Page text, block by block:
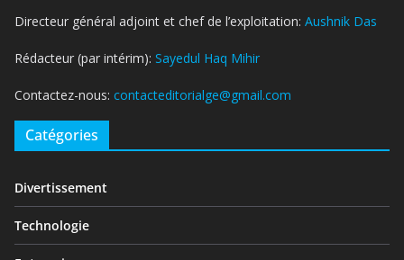
Directeur général adjoint et chef de l’exploitation: Aushnik Das
Rédacteur (par intérim): Sayedul Haq Mihir
Contactez-nous: contacteditorialge@gmail.com
Catégories
Divertissement
Technologie